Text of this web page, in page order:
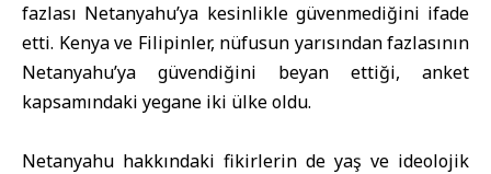
fazlası Netanyahu’ya kesinlikle güvenmediğini ifade
etti. Kenya ve Filipinler, nüfusun yarısından fazlasının
Netanyahu’ya güvendiğini beyan ettiği, anket
kapsamındaki yegane iki ülke oldu.
Netanyahu hakkındaki fikirlerin de yaş ve ideolojik